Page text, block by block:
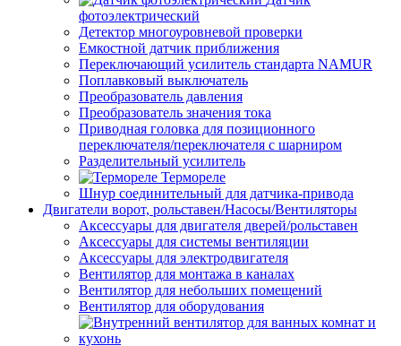
фотоэлектрический
Детектор многоуровневой проверки
Емкостной датчик приближения
Переключающий усилитель стандарта NAMUR
Поплавковый выключатель
Преобразователь давления
Преобразователь значения тока
Приводная головка для позиционного
переключателя/переключателя с шарниром
Разделительный усилитель
Термореле
Шнур соединительный для датчика-привода
Двигатели ворот, рольставен/Насосы/Вентиляторы
Аксессуары для двигателя дверей/рольставен
Аксессуары для системы вентиляции
Аксессуары для электродвигателя
Вентилятор для монтажа в каналах
Вентилятор для небольших помещений
Вентилятор для оборудования